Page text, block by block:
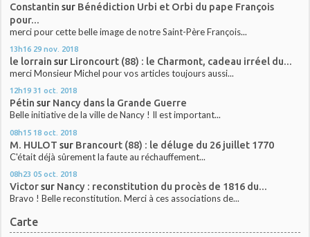
Constantin sur Bénédiction Urbi et Orbi du pape François
pour...
merci pour cette belle image de notre Saint-Père François...
13h16 29 nov. 2018
le lorrain sur Lironcourt (88) : le Charmont, cadeau irréel du...
merci Monsieur Michel pour vos articles toujours aussi...
12h19 31 oct. 2018
Pétin sur Nancy dans la Grande Guerre
Belle initiative de la ville de Nancy ! Il est important...
08h15 18 oct. 2018
M. HULOT sur Brancourt (88) : le déluge du 26 juillet 1770
C'était déjà sûrement la faute au réchauffement...
08h23 05 oct. 2018
Victorsur Nancy : reconstitution du procès de 1816 du...
Bravo ! Belle reconstitution. Merci à ces associations de...
Carte